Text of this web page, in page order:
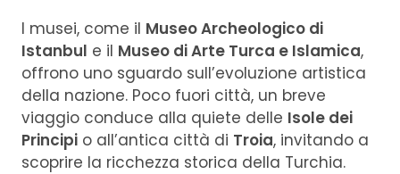
I musei, come il Museo Archeologico di
Istanbul e il Museo di Arte Turca e Islamica,
offrono uno sguardo sull’evoluzione artistica
della nazione. Poco fuori città, un breve
viaggio conduce alla quiete delle Isole dei
Principi o all’antica città di Troia, invitando a
scoprire la ricchezza storica della Turchia.